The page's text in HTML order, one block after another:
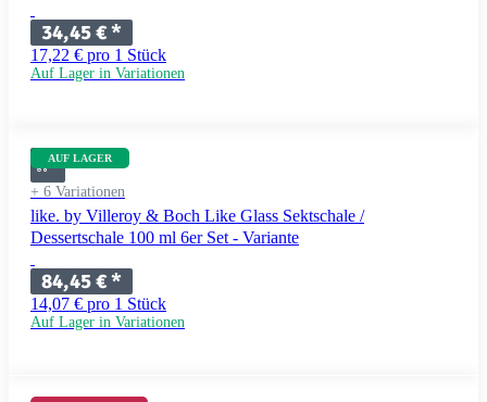
34,45 €*
17,22 € pro 1 Stück
Auf Lager in Variationen
AUF LAGER
+ 6 Variationen
like. by Villeroy & Boch Like Glass Sektschale /
Dessertschale 100 ml 6er Set - Variante
84,45 €*
14,07 € pro 1 Stück
Auf Lager in Variationen